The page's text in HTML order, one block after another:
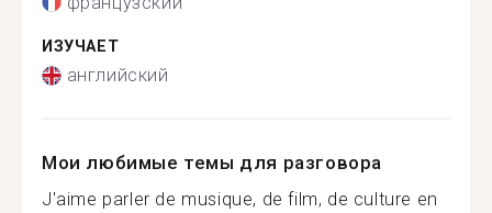
ИЗУЧАЕТ
английский
Мои любимые темы для разговора
J'aime parler de musique, de film, de culture en